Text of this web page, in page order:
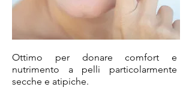
Ottimo per donare comfort e
nutrimento a pelli particolarmente
secche e atipiche.